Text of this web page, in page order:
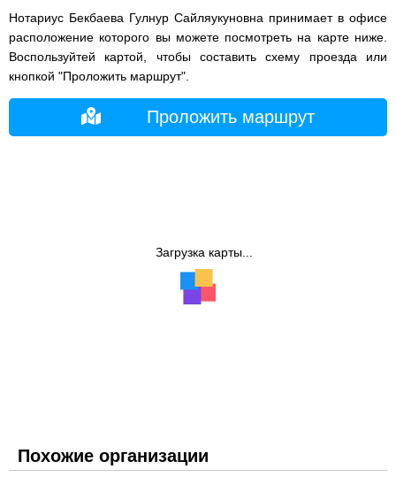
Нотариус Бекбаева Гулнур Сайляукуновна принимает в офисе
расположение которого вы можете посмотреть на карте ниже.
Воспользуйтей картой, чтобы составить схему проезда или
кнопкой "Проложить маршрут".
Проложить маршрут
Загрузка карты...
Похожие организации